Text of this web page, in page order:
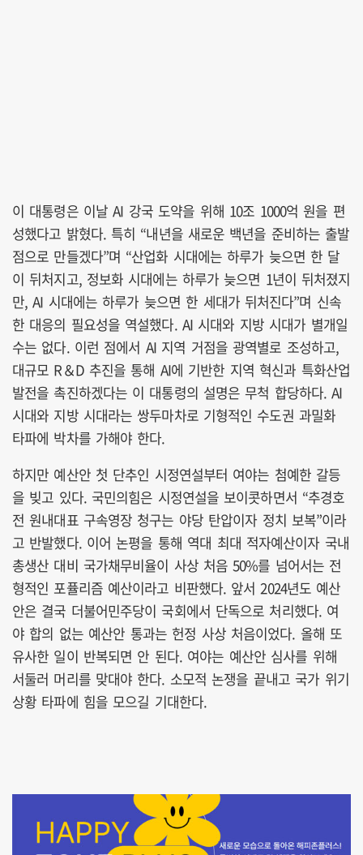
이 대통령은 이날 AI 강국 도약을 위해 10조 1000억 원을 편
성했다고 밝혔다. 특히 “내년을 새로운 백년을 준비하는 출발
점으로 만들겠다”며 “산업화 시대에는 하루가 늦으면 한 달
이 뒤처지고, 정보화 시대에는 하루가 늦으면 1년이 뒤처졌지
만, AI 시대에는 하루가 늦으면 한 세대가 뒤처진다”며 신속
한 대응의 필요성을 역설했다. AI 시대와 지방 시대가 별개일
수는 없다. 이런 점에서 AI 지역 거점을 광역별로 조성하고,
대규모 R＆D 추진을 통해 AI에 기반한 지역 혁신과 특화산업
발전을 촉진하겠다는 이 대통령의 설명은 무척 합당하다. AI
시대와 지방 시대라는 쌍두마차로 기형적인 수도권 과밀화
타파에 박차를 가해야 한다.
하지만 예산안 첫 단추인 시정연설부터 여야는 첨예한 갈등
을 빚고 있다. 국민의힘은 시정연설을 보이콧하면서 “추경호
전 원내대표 구속영장 청구는 야당 탄압이자 정치 보복”이라
고 반발했다. 이어 논평을 통해 역대 최대 적자예산이자 국내
총생산 대비 국가채무비율이 사상 처음 50%를 넘어서는 전
형적인 포퓰리즘 예산이라고 비판했다. 앞서 2024년도 예산
안은 결국 더불어민주당이 국회에서 단독으로 처리했다. 여
야 합의 없는 예산안 통과는 헌정 사상 처음이었다. 올해 또
유사한 일이 반복되면 안 된다. 여야는 예산안 심사를 위해
서둘러 머리를 맞대야 한다. 소모적 논쟁을 끝내고 국가 위기
상황 타파에 힘을 모으길 기대한다.